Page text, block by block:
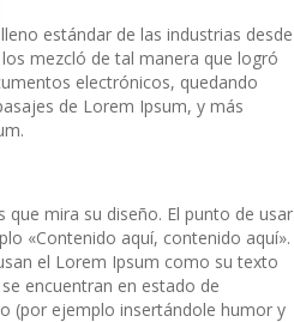
estándar de las industrias desde
mezcló de tal manera que logró
electrónicos, quedando
de Lorem Ipsum, y más
mira su diseño. El punto de usar
«Contenido aquí, contenido aquí».
el Lorem Ipsum como su texto
encuentran en estado de
(por ejemplo insertándole humor y